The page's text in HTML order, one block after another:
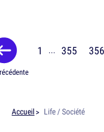
1 ... 355 356
Accueil Life / Société